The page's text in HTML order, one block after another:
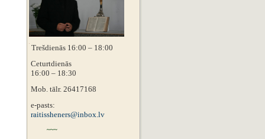
Trešdienās 16:00 – 18:00
Ceturtdienās
16:00 – 18:30
Mob. tālr. 26417168
e-pasts:
raitissheners@inbox.lv
~~~